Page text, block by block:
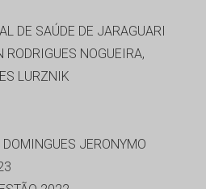
DE SAÚDE DE JARAGUARI
RODRIGUES NOGUEIRA,
LURZNIK
JERONYMO